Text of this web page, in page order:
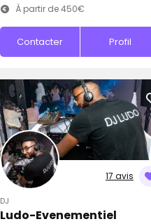
À partir de 450€
Contacter Profil
17 avis
DJ
Ludo-Evenementiel